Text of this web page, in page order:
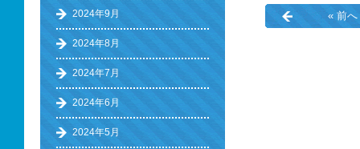
« 前へ
2024年9月
2024年8月
2024年7月
2024年6月
2024年5月